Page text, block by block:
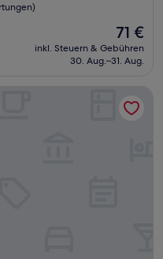
Der
Preis
beträgt
71 €
inkl. Steuern & Gebühren
30. Aug.–31. Aug.